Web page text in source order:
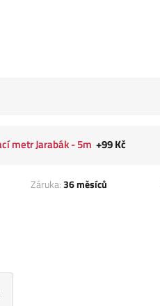
metr Jarabák - 5m +99 Kč
Záruka:36 měsíců